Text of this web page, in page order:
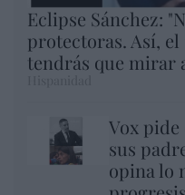
Eclipse Sánchez:
protectoras. Así, el
tendrás que mirar
Vox pide
sus
opina lo